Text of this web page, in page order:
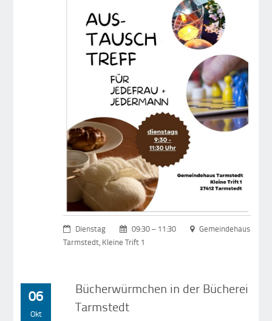
Dienstag 09:30 – 11:30
Gemeindehaus
Tarmstedt, Kleine Trift 1
06
Okt
Bücherwürmchen in der Bücherei
Tarmstedt